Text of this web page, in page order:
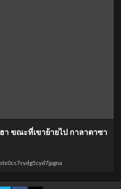
า ขณะที่เขาย้ายไป กาลาตาซา